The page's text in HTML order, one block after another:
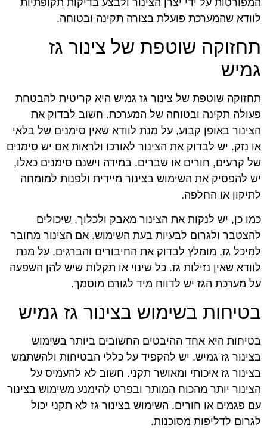
המפורטות על ידי יצרן הצינור ולבצע בדיקות תקופתיות
לוודא שהמערכת פועלת בצורה תקינה ובטוחה.
תחזוקה שוטפת של צינור גז
גמיש
תחזוקה שוטפת של צינור גז גמיש היא קריטית להבטחת
פעולה תקינה ובטוחה של המערכת. חשוב לבדוק את
הצינור באופן קבוע, על מנת לוודא שאין סימנים של בלאי
או נזק. יש לבדוק את הצינור לאורכו ולראות אם יש סימנים
של קרעים, חורים או שברים. במידה וישנם סימנים כאלו,
יש להפסיק את השימוש בצינור מיידית ולפנות למומחה
לתיקון או החלפה.
כמו כן, יש לנקות את הצינור מאבק ולכלוך, שיכולים
להצטבר ולגרום לבעיות בעת השימוש. אם הצינור מחובר
למיכל גז, מומלץ לבדוק את החיבורים והברגים, על מנת
לוודא שאין נזילות גז. כל שינוי או תקלות שיש להן השפעה
על מערכת הגז יש לדווח מיד לגורם מוסמך.
בטיחות בשימוש בצינור גז גמיש
בטיחות היא אחד ההיבטים החשובים ביותר בשימוש
בצינור גז גמיש. יש להקפיד על כללי הבטיחות ולהשתמש
בצינור גז איכותי ומאושר תקני. חשוב לא להעמיס על
הצינור יותר מהכוח המותר ובפרט להימנע משימוש בצינור
עם פגמים או חורים. השימוש בצינור גז לא תקני יכול
לגרום לדליפות מסוכנות.